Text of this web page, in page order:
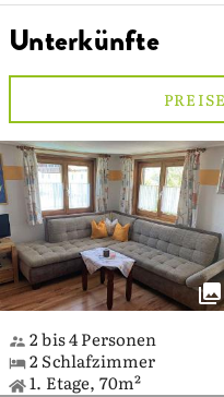
Unterkünfte
2 bis 4 Personen
2 Schlafzimmer
1. Etage, 70m²